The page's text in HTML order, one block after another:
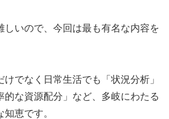
しいので、今回は最も有名な内容を
でなく日常生活でも「状況分析」
的な資源配分」など、多岐にわたる
恵です。